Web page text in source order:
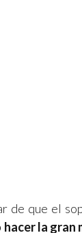
de que el
hacer la